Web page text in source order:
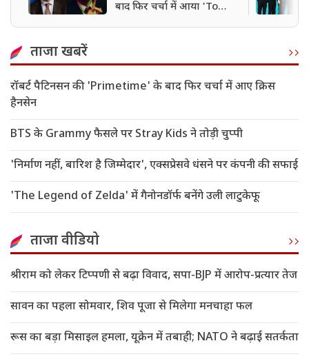
बाद फिर चर्चा में आया 'To
ताजा खबरें
रॉबर्ट पैटिनसन की 'Primetime' के बाद फिर चर्चा में आए क्रिस
हैनसेन
BTS के Grammy फैसले पर Stray Kids ने तोड़ी चुप्पी
'निर्माण नहीं, बारिश है जिम्मेदार', एक्सप्रेसवे धंसने पर कंपनी की सफाई
'The Legend of Zelda' में गैनोनडॉर्फ बनेंगे उली लाटुकेफू
ताजा वीडियो
श्रीराम को लेकर टिप्पणी से बढ़ा विवाद, सपा-BJP में आरोप-प्रत्यार तेज
सावन का पहला सोमवार, शिव पूजा से मिलेगा मनचाहा फल
रूस का बड़ा मिसाइल हमला, यूक्रेन में तबाही; NATO ने बढ़ाई सतर्कता